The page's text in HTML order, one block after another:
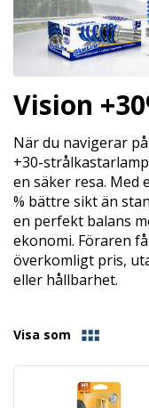
Vision
När du navigerar
+30-
en säker resa. Med
% bättre sikt än
en perfekt balans
ekonomi. Föraren
överkomligt pris,
eller hållbarhet.
Visa som